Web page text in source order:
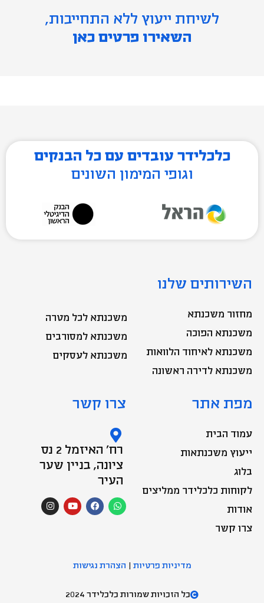
לשיחת ייעוץ ללא התחייבות,
השאירו פרטים כאן
כלכלידר עובדים עם כל הבנקים
וגופי המימון השונים
השירותים שלנו
מחזור משכנתא
משכנתא הפוכה
משכנתא לאיחוד הלוואות
משכנתא לדירה ראשונה
משכנתא לכל מטרה
משכנתא למסורבים
משכנתא לעסקים
מפת אתר
עמוד הבית
ייעוץ משכנתאות
בלוג
לקוחות כלכלידר ממליצים
אודות
צרו קשר
צרו קשר
רח' האיזמל 2 נס
ציונה, בניין שער
העיר
W
h
a
F
a
c
Y
o
u
I
n
s
מדיניות פרטיות הצהרת נגישות
כל הזכויות שמורות כלכלידר 2024